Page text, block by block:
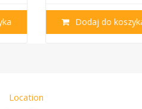
Dodaj do koszyka
Location